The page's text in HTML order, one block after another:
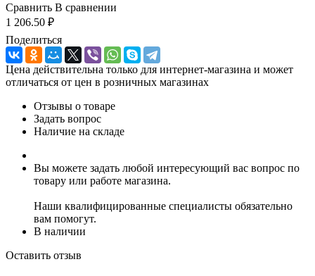
Сравнить В сравнении
1 206.50 ₽
Поделиться
Цена действительна только для интернет-магазина и может
отличаться от цен в розничных магазинах
Отзывы о товаре
Задать вопрос
Наличие на складе
Вы можете задать любой интересующий вас вопрос по
товару или работе магазина.
Наши квалифицированные специалисты обязательно
вам помогут.
В наличии
Оставить отзыв